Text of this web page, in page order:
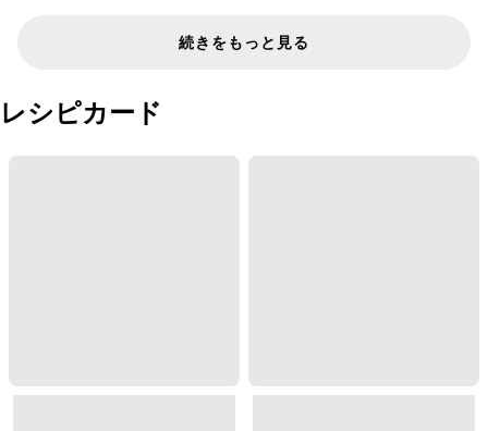
続きをもっと見る
レシピカード